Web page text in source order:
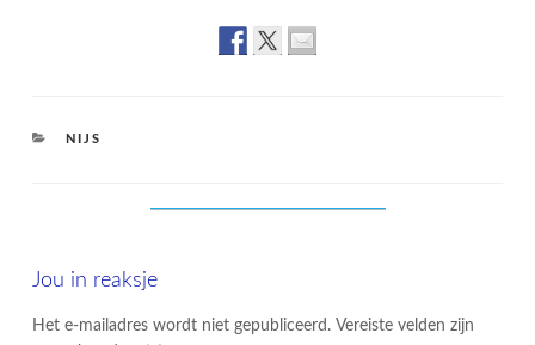
CATEGORIES
NIJS
Jou in reaksje
Het e-mailadres wordt niet gepubliceerd. Vereiste velden zijn